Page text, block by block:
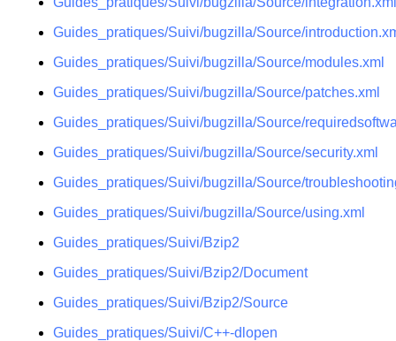
Guides_pratiques/Suivi/bugzilla/Source/
Guides_pratiques/Suivi/bugzilla/Source/modules.xml
Guides_pratiques/Suivi/bugzilla/Source/patches.xml
Guides_pratiques/Suivi/bugzilla/Source/
Guides_pratiques/Suivi/bugzilla/Source/security.xml
Guides_pratiques/Suivi/bugzilla/Source/
Guides_pratiques/Suivi/bugzilla/Source/using.xml
Guides_pratiques/Suivi/Bzip2
Guides_pratiques/Suivi/Bzip2/Document
Guides_pratiques/Suivi/Bzip2/Source
Guides_pratiques/Suivi/C++-dlopen